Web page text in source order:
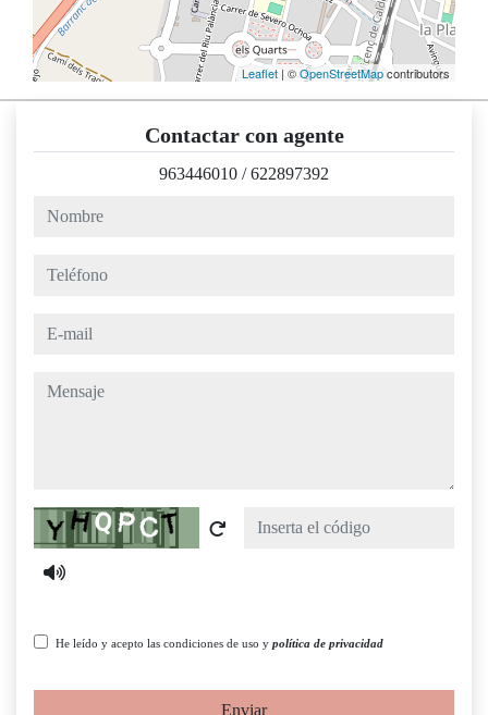
Leaflet | ©OpenStreetMapcontributors
Contactar con agente
963446010 /622897392
nombre
teléfono
e-mail
mensaje
Captcha
He leído y acepto las condiciones de uso y política de privacidad
Enviar